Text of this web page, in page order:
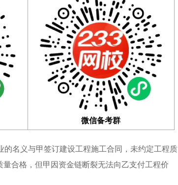
微信备考群
的名义与甲签订建设工程施工合同，未约定工程质
合格，但甲因资金链断裂无法向乙支付工程价